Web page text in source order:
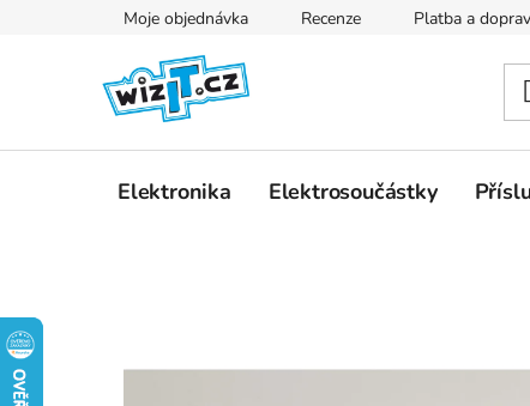
Moje objednávka Recenze Platba a
Elektronika Elektrosoučástky